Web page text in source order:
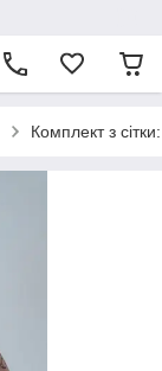
Комплект з